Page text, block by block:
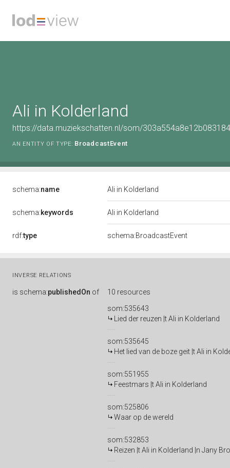
Ali in Kolderland
https://data.muziekschatten.nl/som/
AN ENTITY OF TYPE: BroadcastEvent
schema:name Ali in Kolderland
schema:keywords Ali in Kolderland
rdf:type schema:BroadcastEvent
INVERSE RELATIONS
is schema:publishedOn of
10 resources
som:535643
Lied der reuzen |t Ali in Kolderland
som:535645
Het lied van de boze geit |t Ali in
som:551955
Feestmars |t Ali in Kolderland
som:525806
Waar op de wereld
som:532853
Reizen |t Ali in Kolderland |n Jany